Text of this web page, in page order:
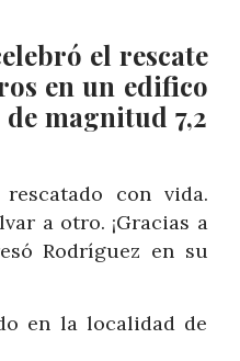
el rescate
en un edifico
magnitud 7,2
con vida.
a otro. ¡Gracias a
Rodríguez en su
en la localidad de